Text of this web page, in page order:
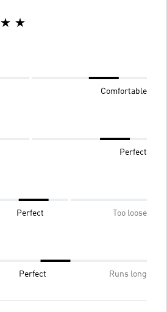
Comfortable
Perfect
Perfect Too loose
Perfect Runs long